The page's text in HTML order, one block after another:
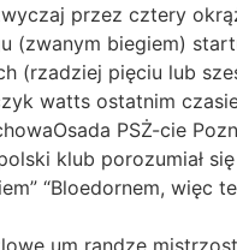
przez cztery
(zwanym biegiem)
(rzadziej pięciu lub
watts ostatnim
PSŻ-cie
klub porozumiał
“Bloedornem, więc
um randze